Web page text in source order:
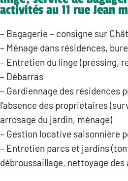
activités au 11 rue Jean
– Bagagerie – consigne sur
– Ménage dans résidences,
– Entretien du linge (pressing,
– Débarras
– Gardiennage des résidences
l’absence des propriétaires
arrosage du jardin, ménage)
– Gestion locative saisonnière
– Entretien parcs et jardins
débroussaillage, nettoyage